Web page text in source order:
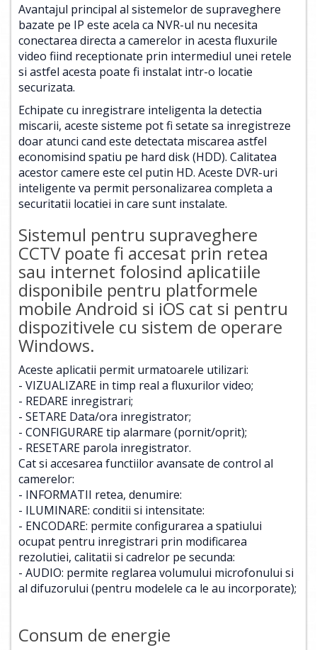
Avantajul principal al sistemelor de supraveghere
bazate pe IP este acela ca NVR-ul nu necesita
conectarea directa a camerelor in acesta fluxurile
video fiind receptionate prin intermediul unei retele
si astfel acesta poate fi instalat intr-o locatie
securizata.
Echipate cu inregistrare inteligenta la detectia
miscarii, aceste sisteme pot fi setate sa inregistreze
doar atunci cand este detectata miscarea astfel
economisind spatiu pe hard disk (HDD). Calitatea
acestor camere este cel putin HD. Aceste DVR-uri
inteligente va permit personalizarea completa a
securitatii locatiei in care sunt instalate.
Sistemul pentru supraveghere
CCTV poate fi accesat prin retea
sau internet folosind aplicatiile
disponibile pentru platformele
mobile Android si iOS cat si pentru
dispozitivele cu sistem de operare
Windows.
Aceste aplicatii permit urmatoarele utilizari:
- VIZUALIZARE in timp real a fluxurilor video;
- REDARE inregistrari;
- SETARE Data/ora inregistrator;
- CONFIGURARE tip alarmare (pornit/oprit);
- RESETARE parola inregistrator.
Cat si accesarea functiilor avansate de control al
camerelor:
- INFORMATII retea, denumire:
- ILUMINARE: conditii si intensitate:
- ENCODARE: permite configurarea a spatiului
ocupat pentru inregistrari prin modificarea
rezolutiei, calitatii si cadrelor pe secunda:
- AUDIO: permite reglarea volumului microfonului si
al difuzorului (pentru modelele ca le au incorporate);
Consum de energie